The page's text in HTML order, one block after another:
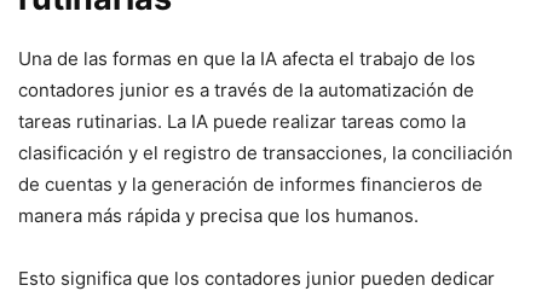
Una de las formas en que la IA afecta el trabajo de los
contadores junior es a través de la automatización de
tareas rutinarias. La IA puede realizar tareas como la
clasificación y el registro de transacciones, la conciliación
de cuentas y la generación de informes financieros de
manera más rápida y precisa que los humanos.
Esto significa que los contadores junior pueden dedicar